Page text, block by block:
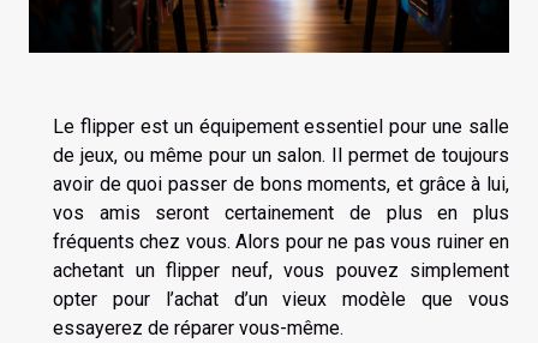
Le flipper est un équipement essentiel pour une salle
de jeux, ou même pour un salon. Il permet de toujours
avoir de quoi passer de bons moments, et grâce à lui,
vos amis seront certainement de plus en plus
fréquents chez vous. Alors pour ne pas vous ruiner en
achetant un flipper neuf, vous pouvez simplement
opter pour l’achat d’un vieux modèle que vous
essayerez de réparer vous-même.